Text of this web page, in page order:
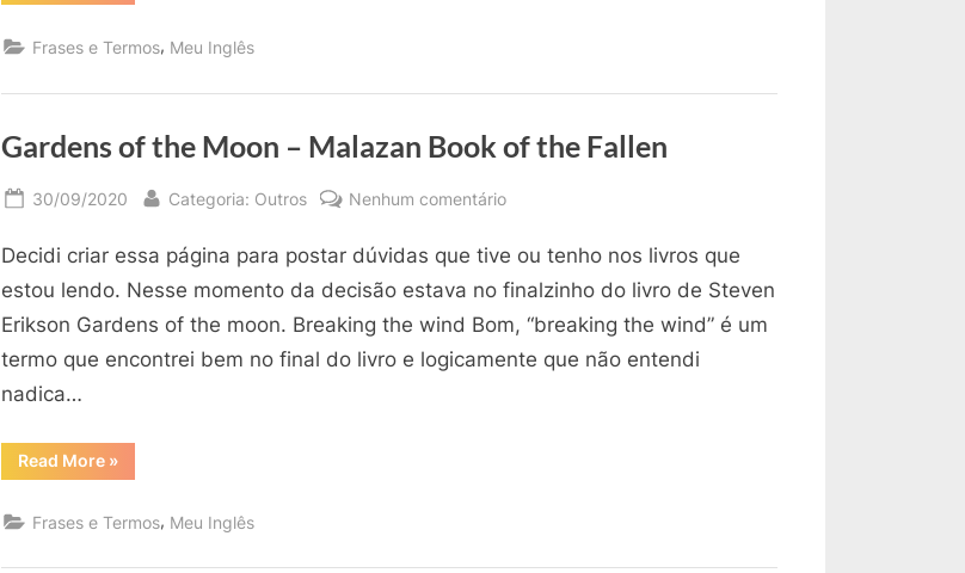
attend
“crippling
The
Peace:
seen
to”,
Frases e Termos, Meu Inglês
Gardens of the Moon – Malazan Book of the Fallen
Posted
30/09/2020 By
Categoria: Outros Nenhum comentárioem
of
the
Moon
Malazan
Decidi criar essa página para postar dúvidas que tive ou tenho nos livros que
estou lendo. Nesse momento da decisão estava no finalzinho do livro de Steven
Erikson Gardens of the moon. Breaking the wind Bom, “breaking the wind” é um
termo que encontrei bem no final do livro e logicamente que não entendi
nadica…
Read More“Gardens
of
–
»
Frases e Termos, Meu Inglês